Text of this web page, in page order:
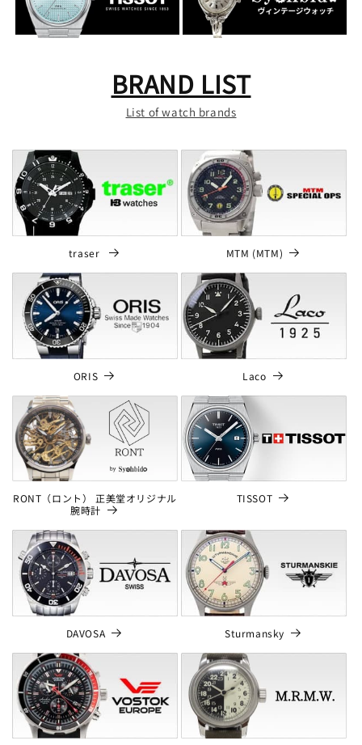
BRAND LIST
List of watch brands
traser MTM (MTM)
ORIS Laco
RONT（ロント） 正美堂オリジナル
腕時計
TISSOT
DAVOSA Sturmansky